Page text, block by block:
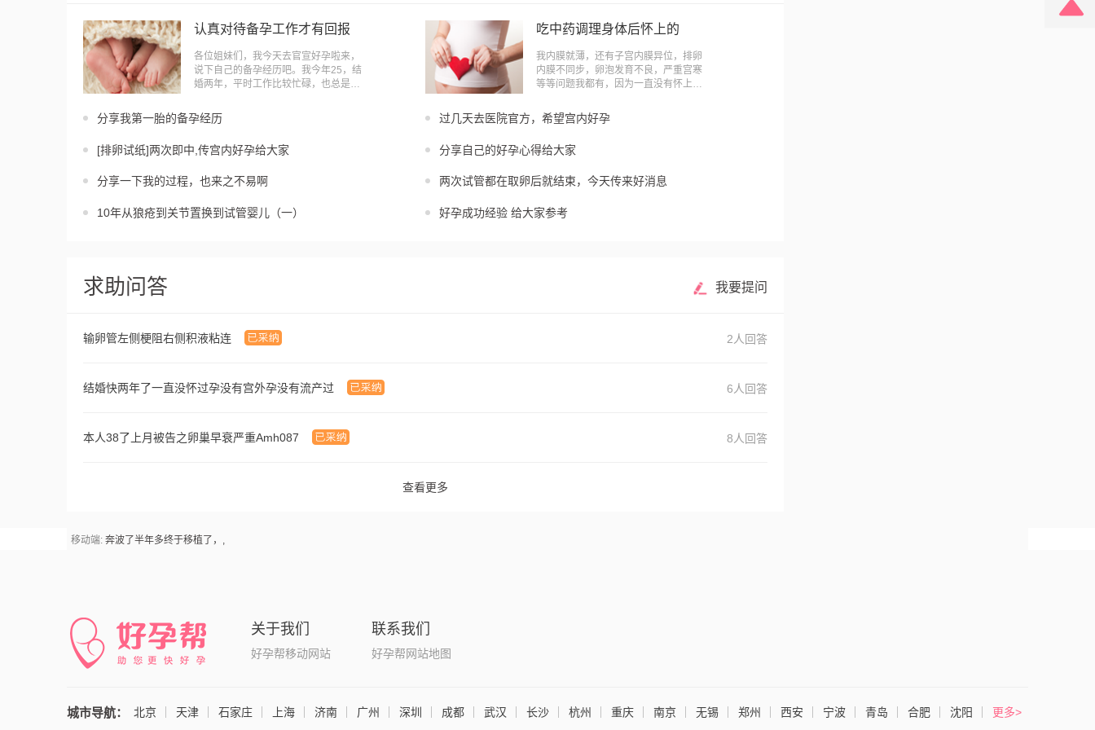
认真对待备孕工作才有回报
各位姐妹们，我今天去官宣好孕啦来，
说下自己的备孕经历吧。我今年25，结
婚两年，平时工作比较忙碌，也总是想
然而周围的朋友们，都纷纷怀孕了，自
己突然觉醒到，我可能要努力备
吃中药调理身体后怀上的
我内膜就薄，还有子宫内膜异位，排卵
内膜不同步，卵泡发育不良，严重宫寒
等等问题我都有，因为一直没有怀上，
问题没有，小问题不断的情况下，更
甚，都要抑郁症了，后来听说中药可
分享我第一胎的备孕经历 过几天去医院官方，希望宫内好孕
[排卵试纸]两次即中,传宫内好孕给大家 分享自己的好孕心得给大家
分享一下我的过程，也来之不易啊 两次试管都在取卵后就结束，今天传来好消息
10年从狼疮到关节置换到试管婴儿（一） 好孕成功经验 给大家参考
求助问答 我要提问
输卵管左侧梗阻右侧积液粘连 2人回答
结婚快两年了一直没怀过孕没有宫外孕没有流产过 6人回答
本人38了上月被告之卵巢早衰严重Amh087 8人回答
查看更多
移动端: 奔波了半年多终于移植了，,
关于我们
好孕帮移动网站
联系我们
好孕帮网站地图
城市导航： 北京 天津 石家庄 上海 济南 广州 深圳 成都 武汉 长沙 杭州 重庆 南京 无锡 郑州 西安 宁波 青岛 合肥 沈阳 更多>